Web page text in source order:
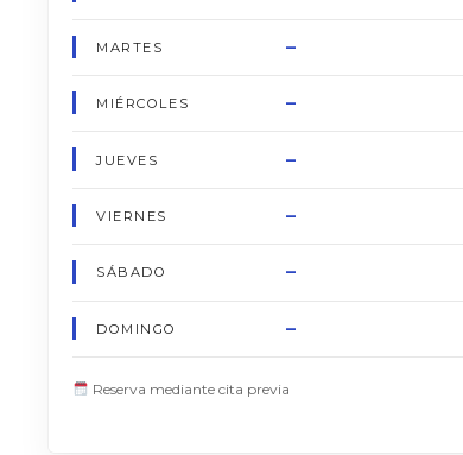
MARTES –
MIÉRCOLES –
JUEVES –
VIERNES –
SÁBADO –
DOMINGO –
Reserva mediante cita previa